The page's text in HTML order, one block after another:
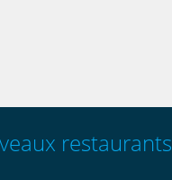
restaurants